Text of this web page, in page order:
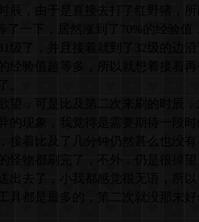
辰，由于是直接去打了红野猪，
了一下，居然涨到了70%的经验
级了，并且接着就到了32级的边
经验值超等多，所以就想着接着
。
望，可是比及第二次来刷的时辰
的现象，我觉得是需要期待一段
接着比及了几分钟仍然甚么也没
怪物都刷完了，不外，仍是很掉
出去了，小我都感觉很无语，所
具都是最多的，第二次就没那末